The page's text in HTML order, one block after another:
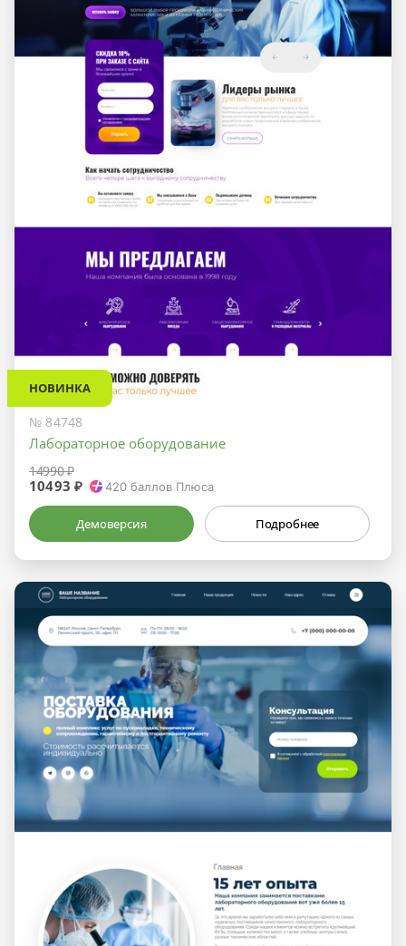
НОВИНКА
№ 84748
Лабораторное оборудование
14990 ₽
10493 ₽ 420 баллов Плюса
Демоверсия Подробнее